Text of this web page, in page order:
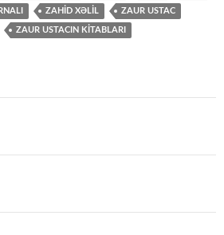
ZAHİD XƏLİL ZAUR USTAC
ZAUR USTACIN KİTABLARI